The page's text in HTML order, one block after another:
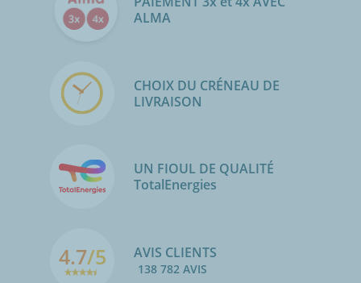
ALMA
CHOIX DU CRÉNEAU DE
LIVRAISON
UN FIOUL DE QUALITÉ
TotalEnergies
4.7/5 AVIS CLIENTS
138 782 AVIS